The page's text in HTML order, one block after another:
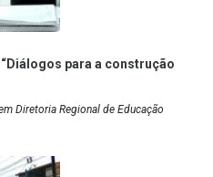
para a construção
Diretoria Regional de Educação